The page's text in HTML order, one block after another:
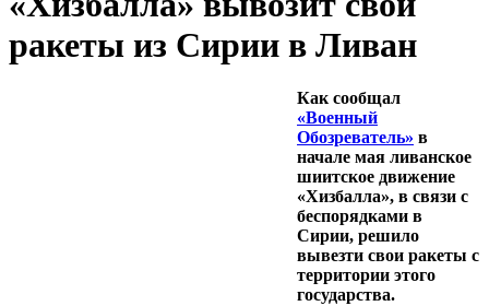
ракеты из Сирии в Ливан
Как сообщал
«Военный
Обозреватель» в
начале мая ливанское
шиитское движение
«Хизбалла», в связи с
беспорядками в
Сирии, решило
вывезти свои ракеты с
территории этого
государства.